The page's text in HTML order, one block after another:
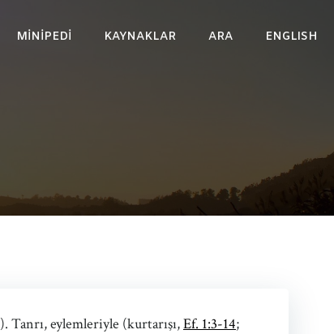
MINIPEDI KAYNAKLAR ARA ENGLISH
). Tanrı, eylemleriyle (kurtarışı,Ef. 1:3-14;